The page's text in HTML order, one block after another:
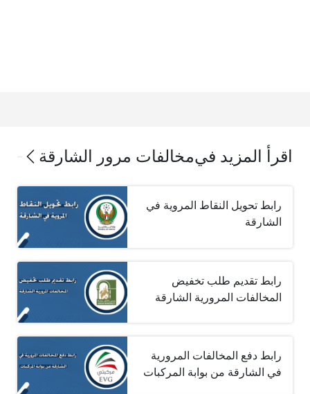
اقرأ المزيد فيمخالفات مرور الشارقة
رابط تحويل النقاط المروية في
الشارقة
رابط تقديم طلب تخفيض
المخالفات المرورية الشارقة
رابط دفع المخالفات المرورية
في الشارقة من بوابة المركبات